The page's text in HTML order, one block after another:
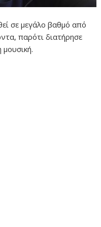
σε μεγάλο βαθμό από
παρότι διατήρησε